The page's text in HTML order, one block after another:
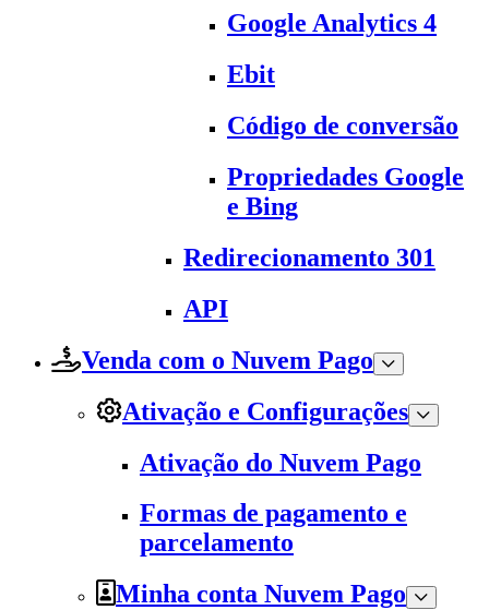
Google Analytics 4
Ebit
Código de conversão
Propriedades Google
e Bing
Redirecionamento 301
API
Venda com o Nuvem Pago
Ativação e Configurações
Ativação do Nuvem Pago
Formas de pagamento e
parcelamento
Minha conta Nuvem Pago